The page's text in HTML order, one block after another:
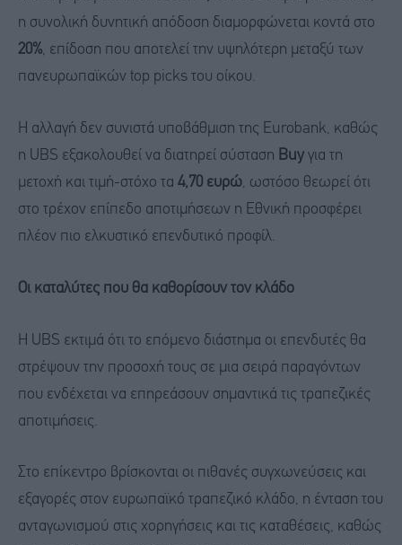
η συνολική δυνητική απόδοση διαμορφώνεται κοντά στο
20%, επίδοση που αποτελεί την υψηλότερη μεταξύ των
πανευρωπαϊκών top picks του οίκου.
Η αλλαγή δεν συνιστά υποβάθμιση της Eurobank, καθώς
η UBS εξακολουθεί να διατηρεί σύσταση Buy για τη
μετοχή και τιμή-στόχο τα 4,70 ευρώ, ωστόσο θεωρεί ότι
στο τρέχον επίπεδο αποτιμήσεων η Εθνική προσφέρει
πλέον πιο ελκυστικό επενδυτικό προφίλ.
Οι καταλύτες που θα καθορίσουν τον κλάδο
Η UBS εκτιμά ότι το επόμενο διάστημα οι επενδυτές θα
στρέψουν την προσοχή τους σε μια σειρά παραγόντων
που ενδέχεται να επηρεάσουν σημαντικά τις τραπεζικές
αποτιμήσεις.
Στο επίκεντρο βρίσκονται οι πιθανές συγχωνεύσεις και
εξαγορές στον ευρωπαϊκό τραπεζικό κλάδο, η ένταση του
ανταγωνισμού στις χορηγήσεις και τις καταθέσεις, καθώς